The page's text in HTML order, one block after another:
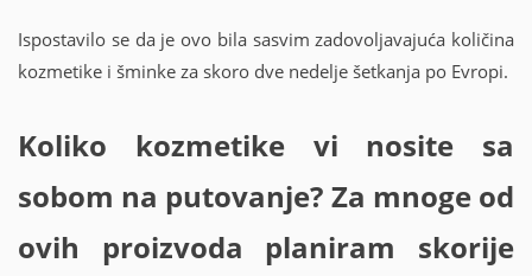
Ispostavilo se da je ovo bila sasvim zadovoljavajuća količina
kozmetike i šminke za skoro dve nedelje šetkanja po Evropi.
Koliko kozmetike vi nosite sa
sobom na putovanje? Za mnoge od
ovih proizvoda planiram skorije